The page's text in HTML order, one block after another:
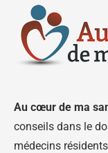
Au cœur de ma
conseils dans le
médecins